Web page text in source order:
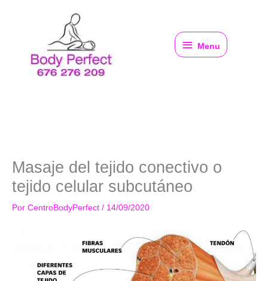
Menu
Masaje del tejido conectivo o
tejido celular subcutáneo
Por CentroBodyPerfect / 14/09/2020